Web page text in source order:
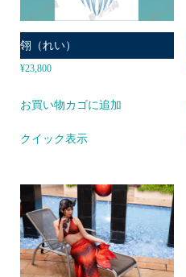
翎（れい）
¥23,800
お買い物カゴに追加
クイック表示